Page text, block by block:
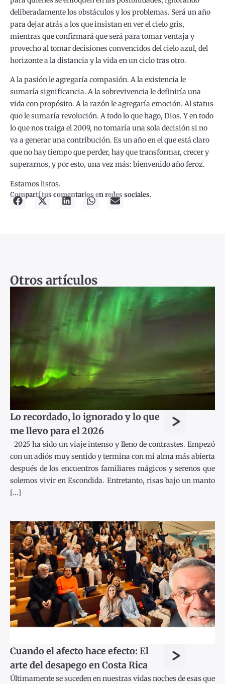
deliberadamente los obstáculos y los problemas. Será un año
para dejar atrás a los que insistan en ver el cielo gris,
mientras que confirmará que será para tomar ventaja y
provecho al tomar decisiones convencidos del cielo azul, del
horizonte a la distancia y la vida en un ciclo tras otro.
A la pasión le agregaría compasión. A la existencia le
sumaría significancia. A la sobrevivencia le definiría una
vida con propósito. A la razón le agregaría emoción. Al status
quo le sumaría revolución. A todo lo que hago, Dios. Y en todo
lo que nos traiga el 2009, no tomaría una sola decisión si no
va a generar una contribución. Es un año en el que está claro
que no hay tiempo que perder, hay que transformar, crecer y
superarnos, y por esto, una vez más: bienvenido año feroz.
Estamos listos.
Compartí tus comentarios en redes sociales.
Otros artículos
Lo recordado, lo ignorado y lo que
me llevo para el 2026
>
2025 ha sido un viaje intenso y lleno de contrastes. Empezó
con un adiós muy sentido y termina con mi alma más abierta
después de los encuentros familiares mágicos y serenos que
solemos vivir en Escondida. Entretanto, risas bajo un manto
[...]
Cuando el afecto hace efecto: El
arte del desapego en Costa Rica
>
Últimamente se suceden en nuestras vidas noches de esas que